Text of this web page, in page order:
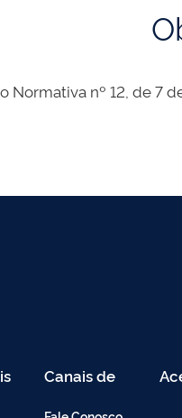
Normativa nº 12, de
Canais de